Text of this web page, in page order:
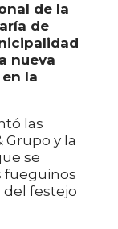
de la
de
nueva
la
las
Grupo y la
se
fueguinos
del festejo